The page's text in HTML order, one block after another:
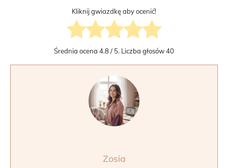
Kliknij gwiazdkę aby ocenić!
Średnia ocena 4.8/ 5. Liczba głosów40
Zosia